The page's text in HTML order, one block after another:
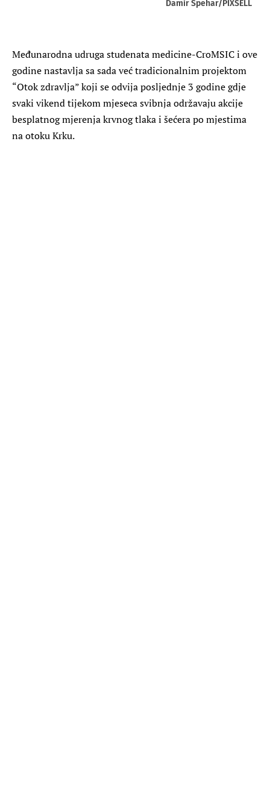
Damir Spehar/PIXSELL
Međunarodna udruga studenata medicine-CroMSIC i ove
godine nastavlja sa sada već tradicionalnim projektom
“Otok zdravlja” koji se odvija posljednje 3 godine gdje
svaki vikend tijekom mjeseca svibnja održavaju akcije
besplatnog mjerenja krvnog tlaka i šećera po mjestima
na otoku Krku.